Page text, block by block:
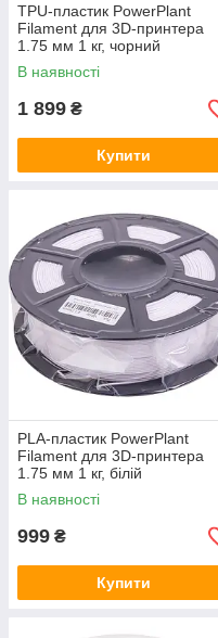
TPU-пластик PowerPlant
Filament для 3D-принтера
1.75 мм 1 кг, чорний
В наявності
1 899 ₴
Купити
PLA-пластик PowerPlant
Filament для 3D-принтера
1.75 мм 1 кг, білій
В наявності
999 ₴
Купити